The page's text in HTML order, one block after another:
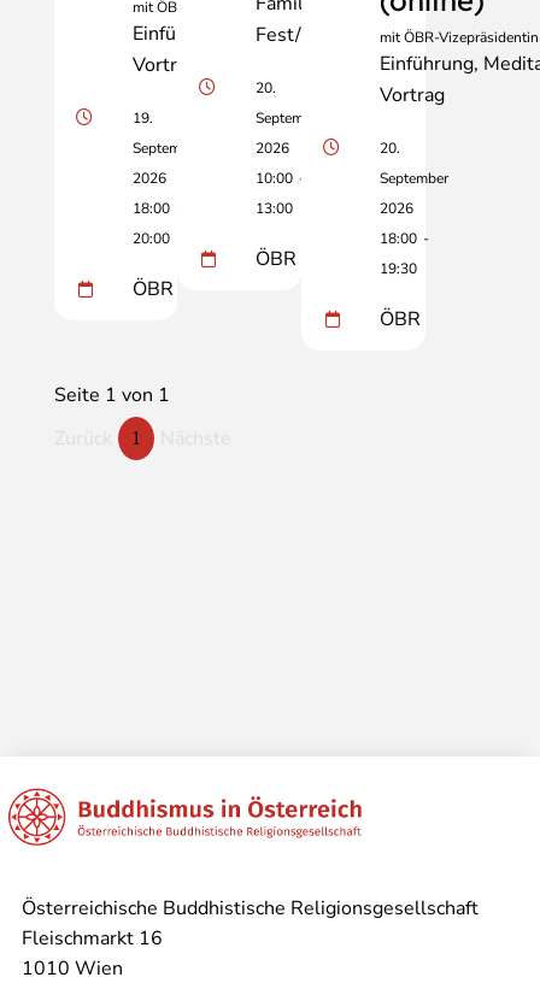
mit ÖBR-Vizepräsidentin Erika Erber
Einführung
Meditation
Vortrag
19.
September
2026
18:00
20:00
ÖBR
Fest/Zeremonie
20.
September
2026
10:00 -
13:00
ÖBR
mit ÖBR-
Einführung
Vortrag
20.
September
2026
18:00 -
19:30
ÖBR
Seite 1 von 1
1
Österreichische Buddhistische Religionsgesellschaft
Fleischmarkt 16
1010 Wien